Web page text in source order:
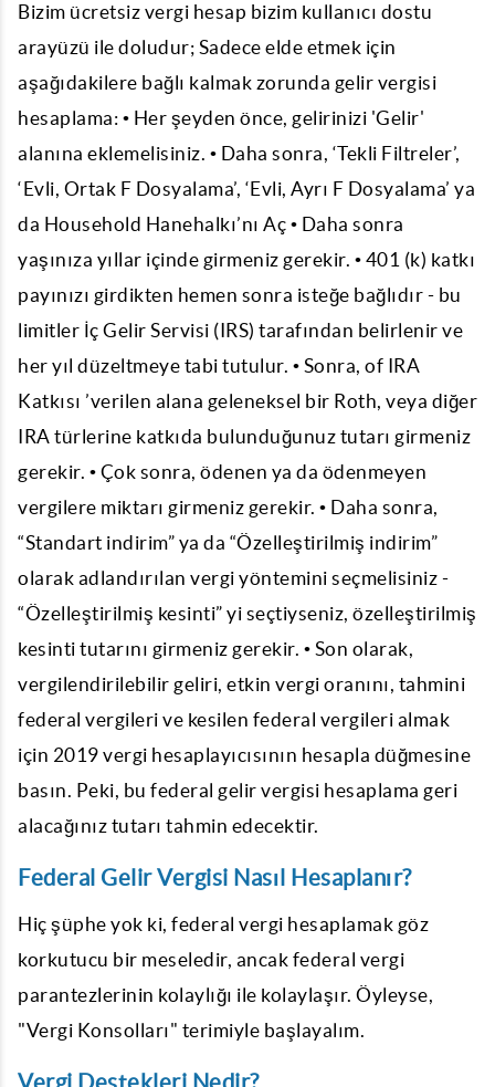
Bizim ücretsiz vergi hesap bizim kullanıcı dostu
arayüzü ile doludur; Sadece elde etmek için
aşağıdakilere bağlı kalmak zorunda gelir vergisi
hesaplama: • Her şeyden önce, gelirinizi 'Gelir'
alanına eklemelisiniz. • Daha sonra, ‘Tekli Filtreler’,
‘Evli, Ortak F Dosyalama’, ‘Evli, Ayrı F Dosyalama’ ya
da Household Hanehalkı’nı Aç • Daha sonra
yaşınıza yıllar içinde girmeniz gerekir. • 401 (k) katkı
payınızı girdikten hemen sonra isteğe bağlıdır - bu
limitler İç Gelir Servisi (IRS) tarafından belirlenir ve
her yıl düzeltmeye tabi tutulur. • Sonra, of IRA
Katkısı ’verilen alana geleneksel bir Roth, veya diğer
IRA türlerine katkıda bulunduğunuz tutarı girmeniz
gerekir. • Çok sonra, ödenen ya da ödenmeyen
vergilere miktarı girmeniz gerekir. • Daha sonra,
“Standart indirim” ya da “Özelleştirilmiş indirim”
olarak adlandırılan vergi yöntemini seçmelisiniz -
“Özelleştirilmiş kesinti” yi seçtiyseniz, özelleştirilmiş
kesinti tutarını girmeniz gerekir. • Son olarak,
vergilendirilebilir geliri, etkin vergi oranını, tahmini
federal vergileri ve kesilen federal vergileri almak
için 2019 vergi hesaplayıcısının hesapla düğmesine
basın. Peki, bu federal gelir vergisi hesaplama geri
alacağınız tutarı tahmin edecektir.
Federal Gelir Vergisi Nasıl Hesaplanır?
Hiç şüphe yok ki, federal vergi hesaplamak göz
korkutucu bir meseledir, ancak federal vergi
parantezlerinin kolaylığı ile kolaylaşır. Öyleyse,
"Vergi Konsolları" terimiyle başlayalım.